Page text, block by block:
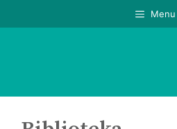
to
Menu